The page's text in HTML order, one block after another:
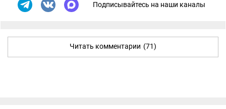
Подписывайтесь на наши каналы
Читать комментарии (71)